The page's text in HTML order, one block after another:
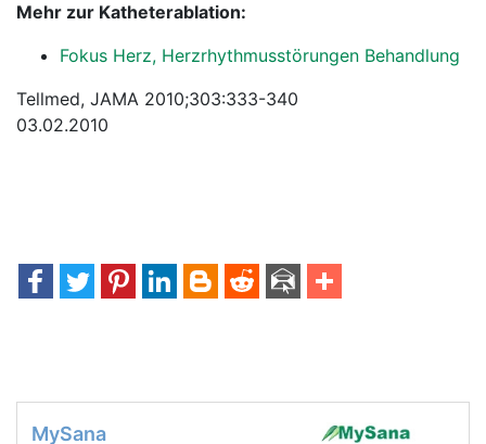
Mehr zur Katheterablation:
Fokus Herz, Herzrhythmusstörungen Behandlung
Tellmed, JAMA 2010;303:333-340
03.02.2010
MySana